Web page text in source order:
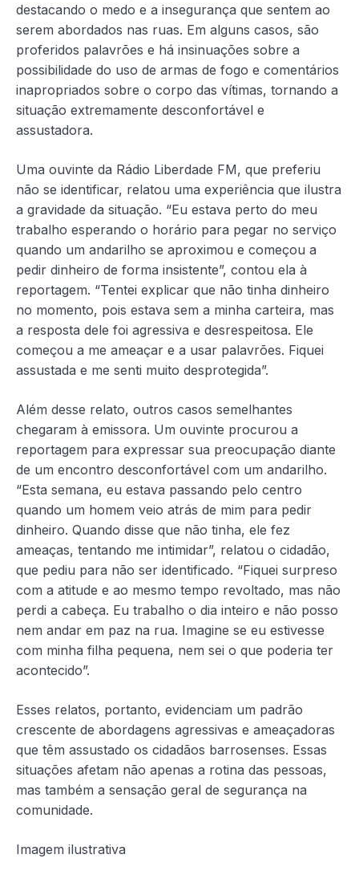
destacando o medo e a insegurança que sentem ao
serem abordados nas ruas. Em alguns casos, são
proferidos palavrões e há insinuações sobre a
possibilidade do uso de armas de fogo e comentários
inapropriados sobre o corpo das vítimas, tornando a
situação extremamente desconfortável e
assustadora.
Uma ouvinte da Rádio Liberdade FM, que preferiu
não se identificar, relatou uma experiência que ilustra
a gravidade da situação. “Eu estava perto do meu
trabalho esperando o horário para pegar no serviço
quando um andarilho se aproximou e começou a
pedir dinheiro de forma insistente”, contou ela à
reportagem. “Tentei explicar que não tinha dinheiro
no momento, pois estava sem a minha carteira, mas
a resposta dele foi agressiva e desrespeitosa. Ele
começou a me ameaçar e a usar palavrões. Fiquei
assustada e me senti muito desprotegida”.
Além desse relato, outros casos semelhantes
chegaram à emissora. Um ouvinte procurou a
reportagem para expressar sua preocupação diante
de um encontro desconfortável com um andarilho.
“Esta semana, eu estava passando pelo centro
quando um homem veio atrás de mim para pedir
dinheiro. Quando disse que não tinha, ele fez
ameaças, tentando me intimidar”, relatou o cidadão,
que pediu para não ser identificado. “Fiquei surpreso
com a atitude e ao mesmo tempo revoltado, mas não
perdi a cabeça. Eu trabalho o dia inteiro e não posso
nem andar em paz na rua. Imagine se eu estivesse
com minha filha pequena, nem sei o que poderia ter
acontecido”.
Esses relatos, portanto, evidenciam um padrão
crescente de abordagens agressivas e ameaçadoras
que têm assustado os cidadãos barrosenses. Essas
situações afetam não apenas a rotina das pessoas,
mas também a sensação geral de segurança na
comunidade.
Imagem ilustrativa